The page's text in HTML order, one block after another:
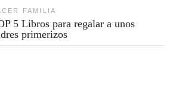
FAMILIA
5 Libros para regalar a unos
primerizos